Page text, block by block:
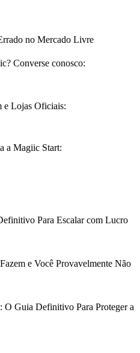
no Mercado Livre
Converse conosco:
e Lojas Oficiais:
a Magiic Start:
Para Escalar com Lucro
e Você Provavelmente Não
Guia Definitivo Para Proteger a